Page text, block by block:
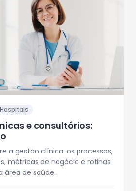
Hospitais
e consultórios:
a gestão clínica: os processos,
métricas de negócio e rotinas
área de saúde.